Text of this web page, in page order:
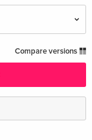
EUR 40.49
EUR 39.49
Compare versions